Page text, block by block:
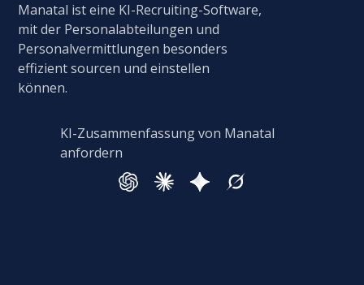
Manatal ist eine KI-Recruiting-Software,
mit der Personalabteilungen und
Personalvermittlungen besonders
effizient sourcen und einstellen
können.
KI-Zusammenfassung von Manatal
anfordern